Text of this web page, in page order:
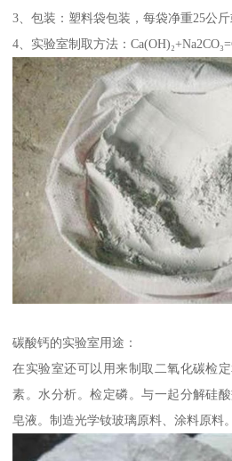
3、包装：塑料袋包装，每袋净重25公斤
4、实验室制取方法：
碳酸钙的实验室用途：
在实验室还可以用来制取二氧化碳检
素。水分析。检定磷。与一起分解硅
皂液。制造光学钕玻璃原料、涂料原料。